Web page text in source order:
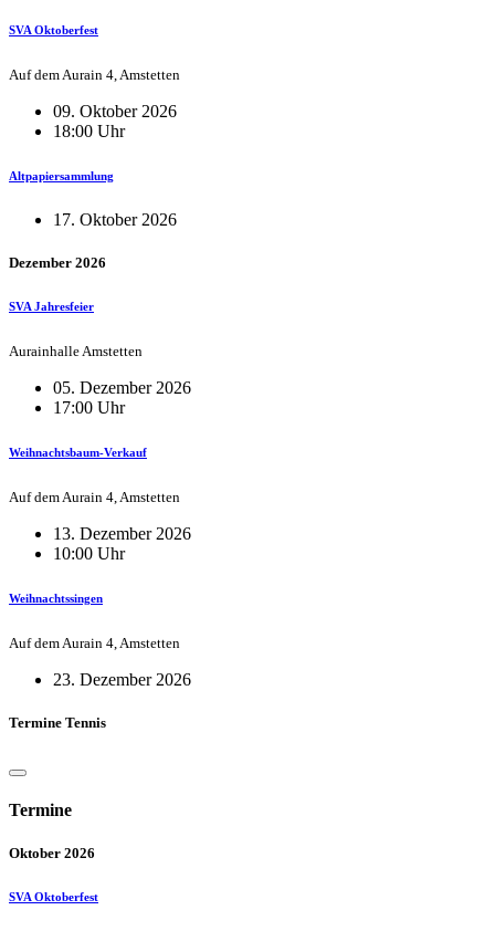
SVA Oktoberfest
Auf dem Aurain 4, Amstetten
09. Oktober 2026
18:00 Uhr
Altpapiersammlung
17. Oktober 2026
Dezember 2026
SVA Jahresfeier
Aurainhalle Amstetten
05. Dezember 2026
17:00 Uhr
Weihnachtsbaum-Verkauf
Auf dem Aurain 4, Amstetten
13. Dezember 2026
10:00 Uhr
Weihnachtssingen
Auf dem Aurain 4, Amstetten
23. Dezember 2026
Termine Tennis
Termine
Oktober 2026
SVA Oktoberfest